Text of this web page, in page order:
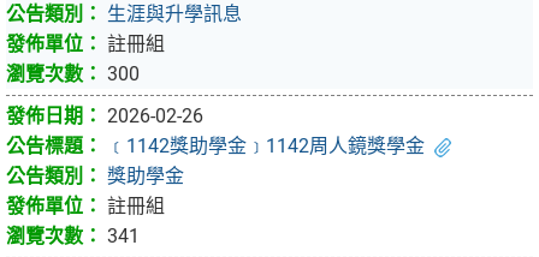
生涯與升學訊息
註冊組
300
2026-02-26
﹝1142獎助學金﹞1142周人鏡獎學金
獎助學金
註冊組
341